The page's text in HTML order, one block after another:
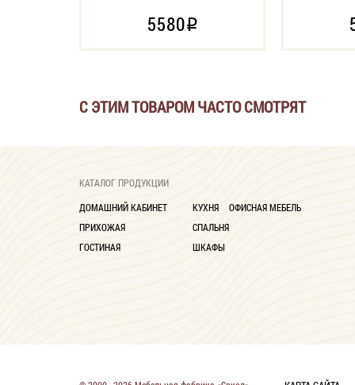
5580i
С ЭТИМ ТОВАРОМ ЧАСТО СМОТРЯТ
КАТАЛОГ ПРОДУКЦИИ
ДОМАШНИЙ КАБИНЕТ
ПРИХОЖАЯ
ГОСТИНАЯ
КУХНЯ
СПАЛЬНЯ
ШКАФЫ
ОФИСНАЯ МЕБЕЛЬ